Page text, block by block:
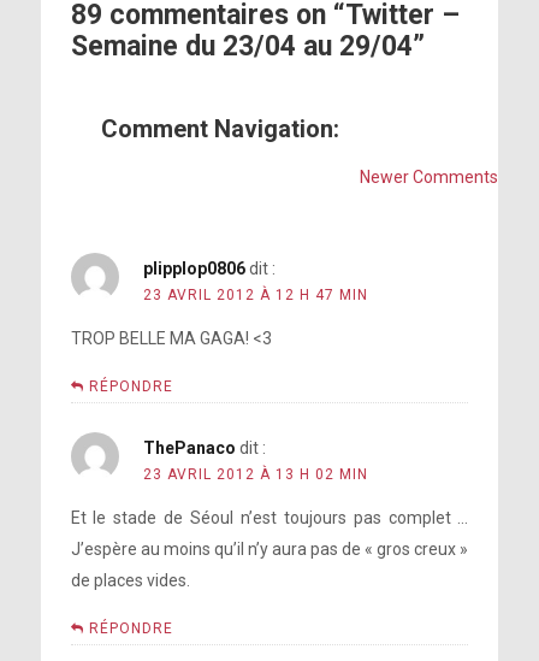
89 commentaires on “Twitter –
Semaine du 23/04 au 29/04”
Comment Navigation:
Newer Comments
plipplop0806 dit :
23 AVRIL 2012 À 12 H 47 MIN
TROP BELLE MA GAGA! <3
RÉPONDRE
ThePanaco dit :
23 AVRIL 2012 À 13 H 02 MIN
Et le stade de Séoul n’est toujours pas complet …
J’espère au moins qu’il n’y aura pas de « gros creux »
de places vides.
RÉPONDRE